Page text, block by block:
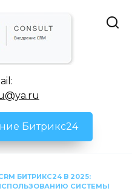
Битрикс24
БИТРИКС24 В 2025:
СИСТЕМЫ